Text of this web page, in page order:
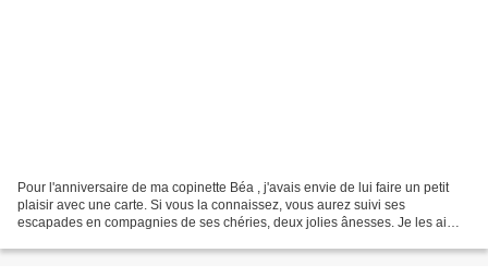
Pour l'anniversaire de ma copinette Béa , j'avais envie de lui faire un petit
plaisir avec une carte. Si vous la connaissez, vous aurez suivi ses
escapades en compagnies de ses chéries, deux jolies ânesses. Je les ai